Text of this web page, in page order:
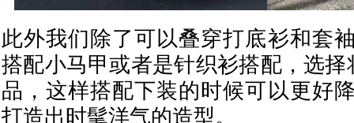
此外我们除了可以叠穿打底衫和套
搭配小马甲或者是针织衫搭配，选
品，这样搭配下装的时候可以更好
打造出时髦洋气的造型。